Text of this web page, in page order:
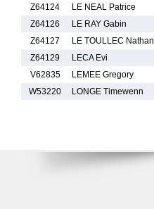
Z64124
LE NEAL Patrice
Z64126
LE RAY Gabin
Z64127
LE TOULLEC Nathan
Z64129
LECA Evi
V62835
LEMEE Gregory
W53220
LONGE Timewenn